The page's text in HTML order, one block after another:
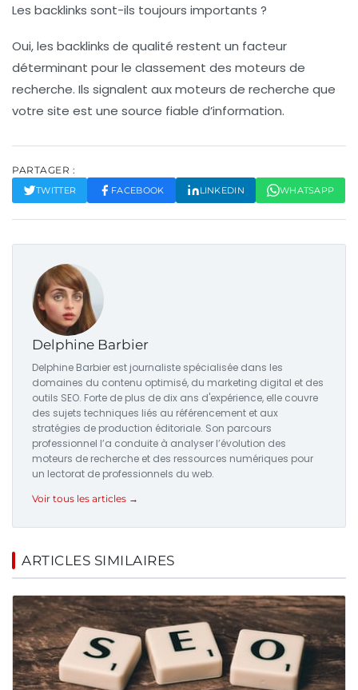
Les backlinks sont-ils toujours importants ?
Oui, les backlinks de qualité restent un facteur
déterminant pour le classement des moteurs de
recherche. Ils signalent aux moteurs de recherche que
votre site est une source fiable d’information.
PARTAGER :
TWITTER FACEBOOK LINKEDIN WHATSAPP
Delphine Barbier
Delphine Barbier est journaliste spécialisée dans les
domaines du contenu optimisé, du marketing digital et des
outils SEO. Forte de plus de dix ans d'expérience, elle couvre
des sujets techniques liés au référencement et aux
stratégies de production éditoriale. Son parcours
professionnel l’a conduite à analyser l’évolution des
moteurs de recherche et des ressources numériques pour
un lectorat de professionnels du web.
Voir tous les articles →
ARTICLES SIMILAIRES